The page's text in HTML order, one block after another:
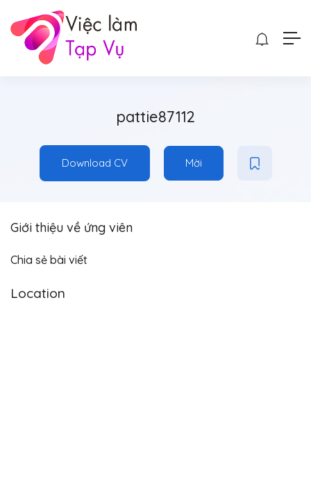
pattie87112
Download CV Mời
Giới thiệu về ứng viên
Chia sẻ bài viết
Location